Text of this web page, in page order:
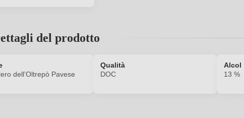
del prodotto
dell’Oltrepò Pavese
Qualità
DOC
Alcol
13 %